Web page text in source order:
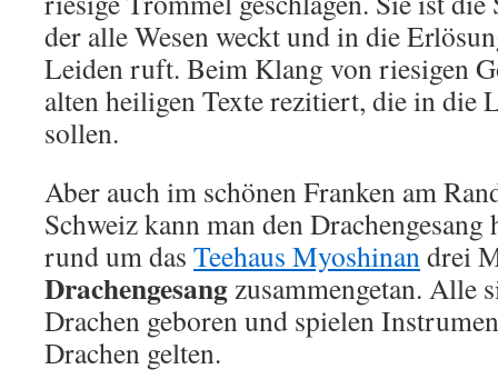
der alle Wesen weckt und in die
Leiden ruft. Beim Klang von riesigen
alten heiligen Texte rezitiert, die in die
sollen.
Aber auch im schönen Franken am
Schweiz kann man den
rund um das Teehaus Myoshinandrei
Drachengesangzusammengetan. Alle
Drachen geboren und spielen
Drachen gelten.